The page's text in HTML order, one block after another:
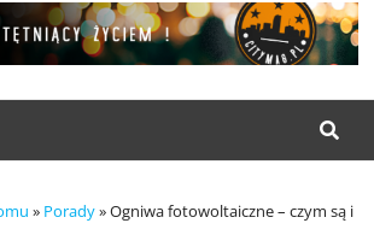
» Porady»Ogniwa fotowoltaiczne – czym są i